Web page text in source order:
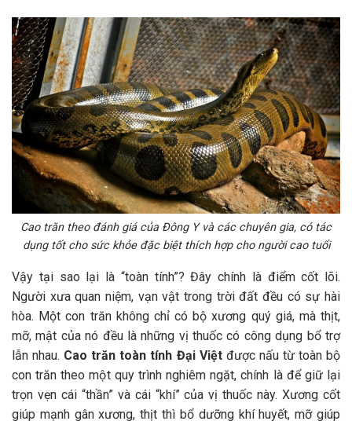
Cao trăn theo đánh giá của Đông Y và các chuyên gia, có tác
dụng tốt cho sức khỏe đặc biệt thích hợp cho người cao tuổi
Vậy tại sao lại là “toàn tính”? Đây chính là điểm cốt lõi.
Người xưa quan niệm, vạn vật trong trời đất đều có sự hài
hòa. Một con trăn không chỉ có bộ xương quý giá, mà thịt,
mỡ, mật của nó đều là những vị thuốc có công dụng bổ trợ
lẫn nhau. Cao trăn toàn tính Đại Việtđược nấu từ toàn bộ
con trăn theo một quy trình nghiêm ngặt, chính là để giữ lại
trọn vẹn cái “thần” và cái “khí” của vị thuốc này. Xương cốt
giúp mạnh gân xương, thịt thì bổ dưỡng khí huyết, mỡ giúp